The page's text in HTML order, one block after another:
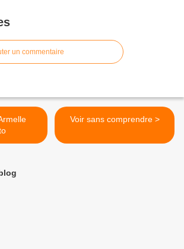
un commentaire
Voir sans comprendre >